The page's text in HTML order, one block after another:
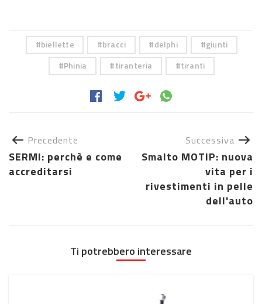
biellette bracci delphi
giunti
Phinia
tiranteria tiranti
Precedente
SERMI: perchè e come
accreditarsi
Successiva
Smalto MOTIP: nuova
vita per i
rivestimenti in pelle
dell'auto
Ti potrebbero interessare